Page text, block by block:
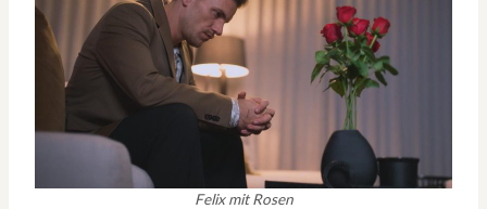
Felix mit Rosen